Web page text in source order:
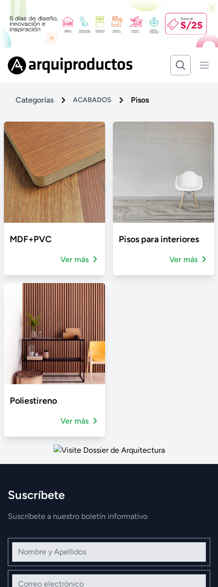
Categorías ACABADOS Pisos
MDF+PVC
Ver más
Pisos para interiores
Ver más
Poliestireno
Ver más
Suscríbete
Suscríbete a nuestro boletín informativo
Nombre y Apellidos
Correo electrónico